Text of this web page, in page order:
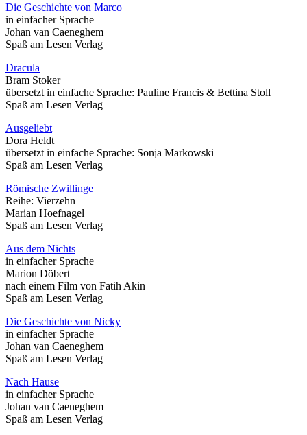
Die Geschichte von Marco
in einfacher Sprache
Johan van Caeneghem
Spaß am Lesen Verlag
Dracula
Bram Stoker
übersetzt in einfache Sprache: Pauline Francis & Bettina Stoll
Spaß am Lesen Verlag
Ausgeliebt
Dora Heldt
übersetzt in einfache Sprache: Sonja Markowski
Spaß am Lesen Verlag
Römische Zwillinge
Reihe: Vierzehn
Marian Hoefnagel
Spaß am Lesen Verlag
Aus dem Nichts
in einfacher Sprache
Marion Döbert
nach einem Film von Fatih Akin
Spaß am Lesen Verlag
Die Geschichte von Nicky
in einfacher Sprache
Johan van Caeneghem
Spaß am Lesen Verlag
Nach Hause
in einfacher Sprache
Johan van Caeneghem
Spaß am Lesen Verlag